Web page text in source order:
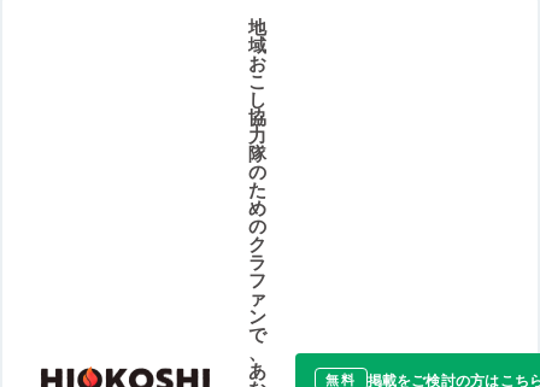
地
域
お
こ
し
協
力
隊
の
た
め
の
ク
ラ
フ
ァ
ン
で
、
あ 無料 掲載をご検討の方はこち